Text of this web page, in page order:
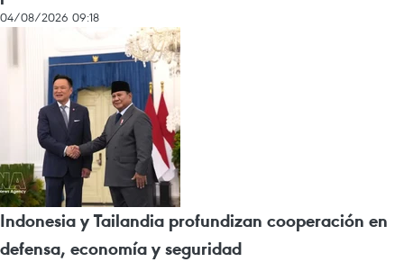
04/08/2026 09:18
Indonesia y Tailandia profundizan cooperación en
defensa, economía y seguridad